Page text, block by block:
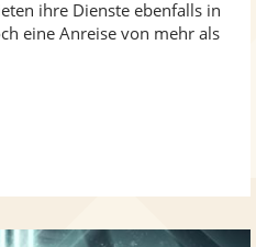
ihre Dienste ebenfalls in
eine Anreise von mehr als